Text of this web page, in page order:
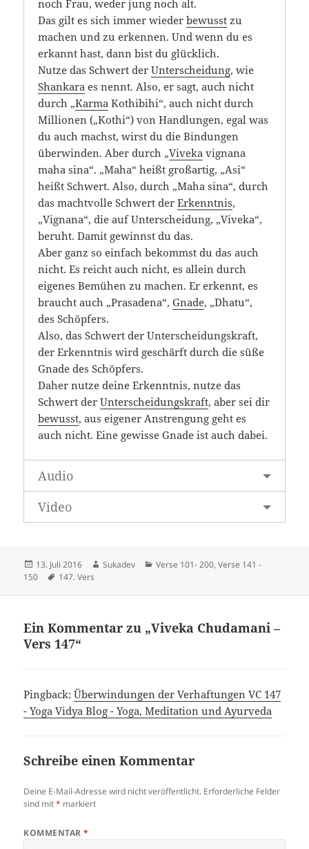
noch Frau, weder jung noch alt.
Das gilt es sich immer wiederbewusst zu
machen und zu erkennen. Und wenn du es
erkannt hast, dann bist du glücklich.
Nutze das Schwert derUnterscheidung, wie
Shankara es nennt. Also, er sagt, auch nicht
durch „Karma Kothibihi“, auch nicht durch
Millionen („Kothi“) von Handlungen, egal was
du auch machst, wirst du die Bindungen
überwinden. Aber durch „Viveka vignana
maha sina“. „Maha“ heißt großartig, „Asi“
heißt Schwert. Also, durch „Maha sina“, durch
das machtvolle Schwert derErkenntnis,
„Vignana“, die auf Unterscheidung, „Viveka“,
beruht. Damit gewinnst du das.
Aber ganz so einfach bekommst du das auch
nicht. Es reicht auch nicht, es allein durch
eigenes Bemühen zu machen. Er erkennt, es
braucht auch „Prasadena“,Gnade, „Dhatu“,
des Schöpfers.
Also, das Schwert der Unterscheidungskraft,
der Erkenntnis wird geschärft durch die süße
Gnade des Schöpfers.
Daher nutze deine Erkenntnis, nutze das
Schwert derUnterscheidungskraft, aber sei dir
bewusst, aus eigener Anstrengung geht es
auch nicht. Eine gewisse Gnade ist auch dabei.
Audio
Video
Veröffentlicht
am
13. Juli 2016 Autor
Sukadev Kategorien
Verse 101- 200,Verse 141 -
150
Schlagwörter
147. Vers
Ein Kommentar zu „Viveka Chudamani –
Vers 147“
Pingback:Überwindungen der Verhaftungen VC 147
- Yoga Vidya Blog - Yoga, Meditation und Ayurveda
Schreibe einen Kommentar
Deine E-Mail-Adresse wird nicht veröffentlicht. Erforderliche Felder
sind mit* markiert
KOMMENTAR*